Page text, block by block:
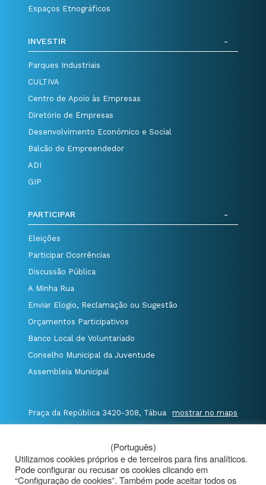
Espaços Etnográficos
INVESTIR
Parques Industriais
CULTIVA
Centro de Apoio às Empresas
Diretório de Empresas
Desenvolvimento Económico e Social
Balcão do Empreendedor
ADI
GIP
PARTICIPAR
Eleições
Participar Ocorrências
Discussão Pública
A Minha Rua
Enviar Elogio, Reclamação ou Sugestão
Orçamentos Participativos
Banco Local de Voluntariado
Conselho Municipal da Juventude
Assembleia Municipal
Praça da República 3420-308, Tábua mostrar no maps
E. geral@cm-tabua.pt
@Município de Tábua | Mapa do Portal
|
(Português)
Utilizamos cookies próprios e de terceiros para fins analíticos.
Pode configurar ou recusar os cookies clicando em
“Configuração de cookies”. Também pode aceitar todos os